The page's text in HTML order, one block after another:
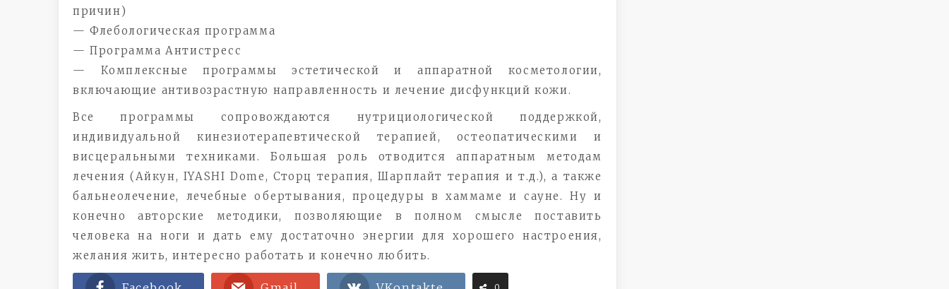
причин)
— Флебологическая программа
— Программа Антистресс
— Комплексные программы эстетической и аппаратной косметологии,
включающие антивозрастную направленность и лечение дисфункций кожи.
Все программы сопровождаются нутрициологической поддержкой,
индивидуальной кинезиотерапевтической терапией, остеопатическими и
висцеральными техниками. Большая роль отводится аппаратным методам
лечения (Айкун, IYASHI Dome, Сторц терапия, Шарплайт терапия и т.д.), а также
бальнеолечение, лечебные обертывания, процедуры в хаммаме и сауне. Ну и
конечно авторские методики, позволяющие в полном смысле поставить
человека на ноги и дать ему достаточно энергии для хорошего настроения,
желания жить, интересно работать и конечно любить.